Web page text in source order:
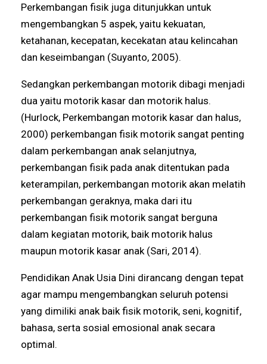
Perkembangan fisik juga ditunjukkan untuk
mengembangkan 5 aspek, yaitu kekuatan,
ketahanan, kecepatan, kecekatan atau kelincahan
dan keseimbangan (Suyanto, 2005).
Sedangkan perkembangan motorik dibagi menjadi
dua yaitu motorik kasar dan motorik halus.
(Hurlock, Perkembangan motorik kasar dan halus,
2000) perkembangan fisik motorik sangat penting
dalam perkembangan anak selanjutnya,
perkembangan fisik pada anak ditentukan pada
keterampilan, perkembangan motorik akan melatih
perkembangan geraknya, maka dari itu
perkembangan fisik motorik sangat berguna
dalam kegiatan motorik, baik motorik halus
maupun motorik kasar anak (Sari, 2014).
Pendidikan Anak Usia Dini dirancang dengan tepat
agar mampu mengembangkan seluruh potensi
yang dimiliki anak baik fisik motorik, seni, kognitif,
bahasa, serta sosial emosional anak secara
optimal.